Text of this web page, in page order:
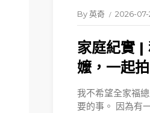
By英奇 2026-07-
家庭紀實 |
嬤，一起
我不希望全家福
要的事。 因為有